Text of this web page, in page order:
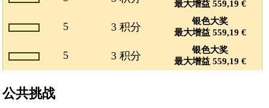
最大增益 559,19 €
5 3 积分
银色大奖
最大增益 559,19 €
5 3 积分
银色大奖
最大增益 559,19 €
公共挑战